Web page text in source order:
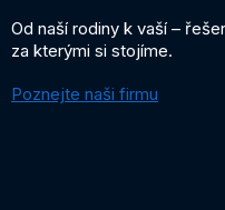
Od naší rodiny k vaší –
za kterými si stojíme.
Poznejte naši firmu